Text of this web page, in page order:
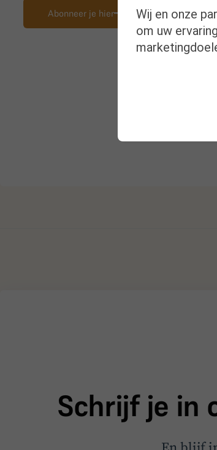
Abonneer je hier
Schrijf je in
Wij en onze
om uw